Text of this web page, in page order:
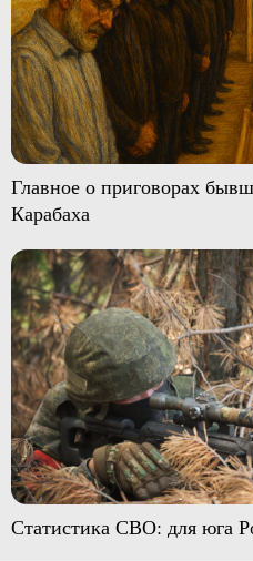
Главное о приговорах
Карабаха
Статистика СВО: для юга